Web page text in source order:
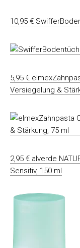
10,95 €
5,95 €
Versiegelung &
2,95 € alverde
Sensitiv, 150 ml